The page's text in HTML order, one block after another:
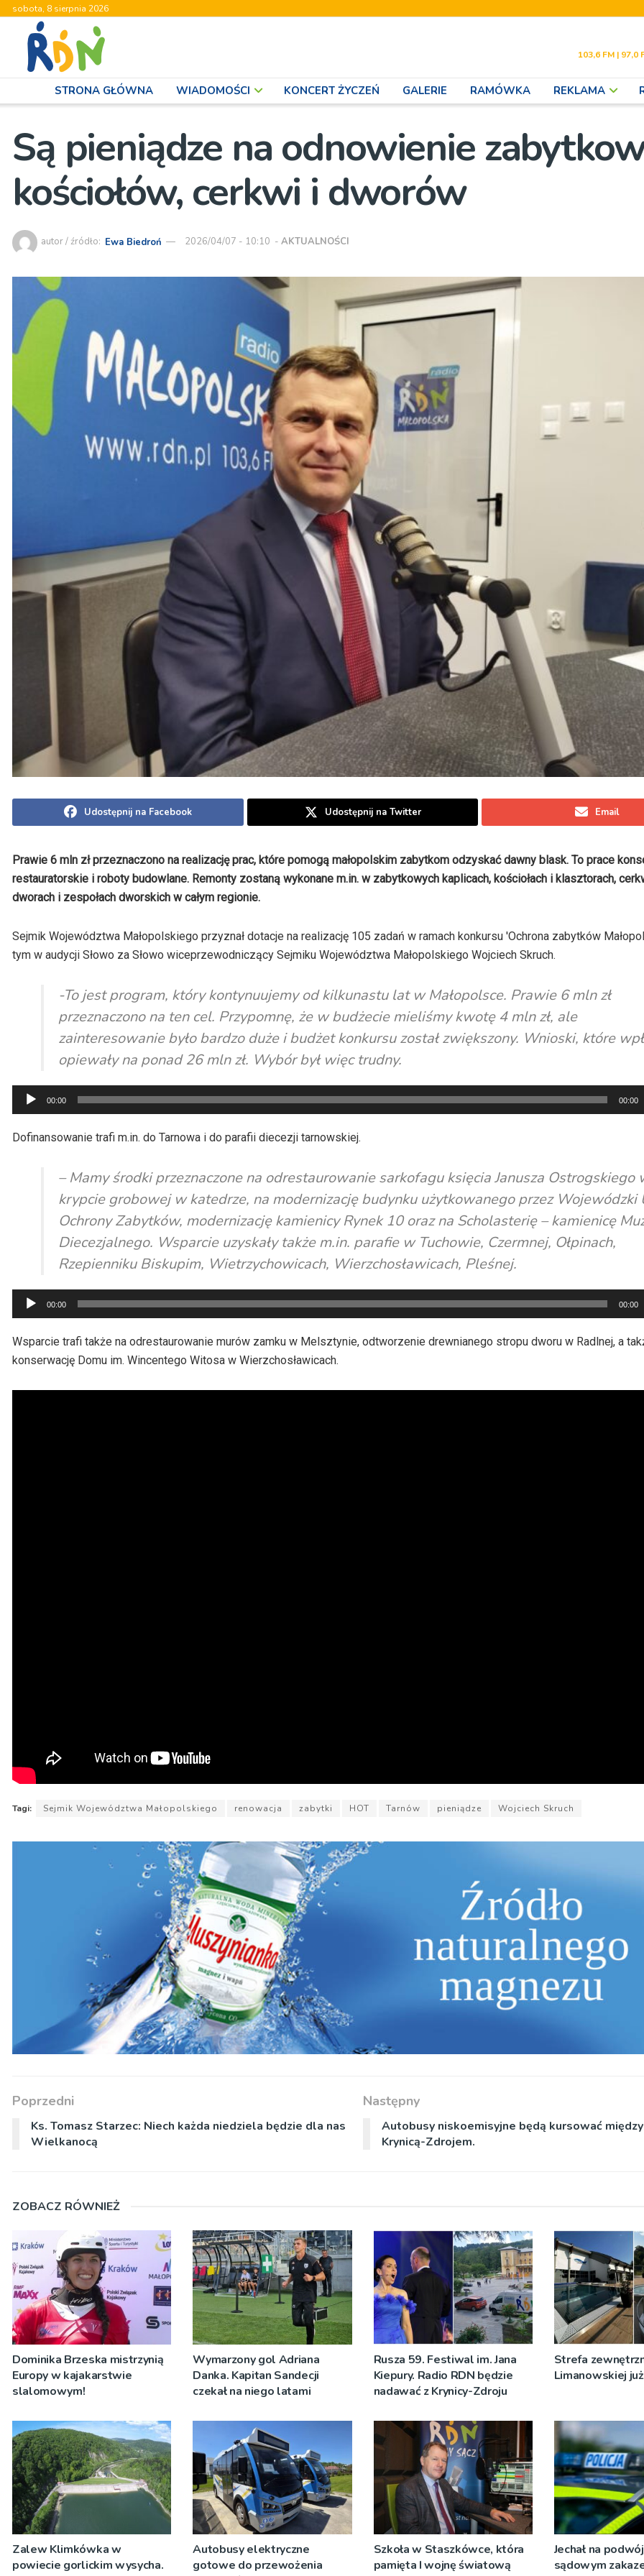
sobota, 8 sierpnia 2026
103,6 FM | 97,0
STRONA GŁÓWNA WIADOMOŚCI KONCERT ŻYCZEŃ GALERIE RAMÓWKA REKLAMA
Są pieniądze na odnowienie
kościołów, cerkwi i dworów
autor / źródło: Ewa Biedroń 2026/04/07 - 10:10 - AKTUALNOŚCI
Udostępnij na Facebook Udostępnij na Twitter Email
Prawie 6 mln zł przeznaczono na realizację prac, które pomogą małopolskim zabytkom odzyskać dawny blask. To prace
restauratorskie i roboty budowlane. Remonty zostaną wykonane m.in. w zabytkowych kaplicach, kościołach i klasztorach,
dworach i zespołach dworskich w całym regionie.
Sejmik Województwa Małopolskiego przyznał dotacje na realizację 105 zadań w ramach konkursu 'Ochrona zabytków
tym w audycji Słowo za Słowo wiceprzewodniczący Sejmiku Województwa Małopolskiego Wojciech Skruch.
-To jest program, który kontynuujemy od kilkunastu lat w Małopolsce. Prawie 6 mln zł
przeznaczono na ten cel. Przypomnę, że w budżecie mieliśmy kwotę 4 mln zł, ale
zainteresowanie było bardzo duże i budżet konkursu został zwiększony. Wnioski, które
opiewały na ponad 26 mln zł. Wybór był więc trudny.
Odtwarzacz
plików
dźwiękowych
00:00 00:00
Dofinansowanie trafi m.in. do Tarnowa i do parafii diecezji tarnowskiej.
– Mamy środki przeznaczone na odrestaurowanie sarkofagu księcia Janusza Ostrogskiego
krypcie grobowej w katedrze, na modernizację budynku użytkowanego przez Wojewódzki
Ochrony Zabytków, modernizację kamienicy Rynek 10 oraz na Scholasterię – kamienicę
Diecezjalnego. Wsparcie uzyskały także m.in. parafie w Tuchowie, Czermnej, Ołpinach,
Rzepienniku Biskupim, Wietrzychowicach, Wierzchosławicach, Pleśnej.
Odtwarzacz
plików
dźwiękowych
00:00 00:00
Wsparcie trafi także na odrestaurowanie murów zamku w Melsztynie, odtworzenie drewnianego stropu dworu w Radlnej, a
konserwację Domu im. Wincentego Witosa w Wierzchosławicach.
Tagi: Sejmik Województwa Małopolskiego renowacja zabytki HOT Tarnów pieniądze Wojciech Skruch
Poprzedni
Ks. Tomasz Starzec: Niech każda niedziela będzie dla nas
Wielkanocą
Następny
Autobusy niskoemisyjne będą kursować między
Krynicą-Zdrojem.
ZOBACZ RÓWNIEŻ
Dominika Brzeska mistrzynią
Europy w kajakarstwie
slalomowym!
Wymarzony gol Adriana
Danka. Kapitan Sandecji
czekał na niego latami
Rusza 59. Festiwal im. Jana
Kiepury. Radio RDN będzie
nadawać z Krynicy-Zdroju
Strefa
Limanowskiej już
Zalew Klimkówka w
powiecie gorlickim wysycha.
Autobusy elektryczne
gotowe do przewożenia
Szkoła w Staszkówce, która
pamięta I wojnę światową
Jechał na
sądowym